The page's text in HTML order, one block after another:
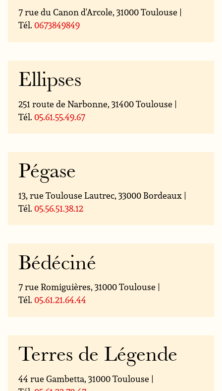
7 rue du Canon d'Arcole, 31000 Toulouse |
Tél. 0673849849
Ellipses
251 route de Narbonne, 31400 Toulouse |
Tél. 05.61.55.49.67
Pégase
13, rue Toulouse Lautrec, 33000 Bordeaux |
Tél. 05.56.51.38.12
Bédéciné
7 rue Romiguières, 31000 Toulouse |
Tél. 05.61.21.64.44
Terres de Légende
44 rue Gambetta, 31000 Toulouse |